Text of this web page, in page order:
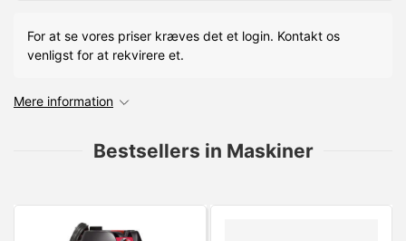
For at se vores priser kræves det et login. Kontakt os
venligst for at rekvirere et.
Mere information
Bestsellers in Maskiner